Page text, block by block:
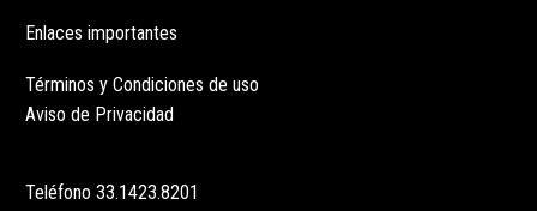
Enlaces importantes
Términos y Condiciones de uso
Aviso de Privacidad
Teléfono 33.1423.8201